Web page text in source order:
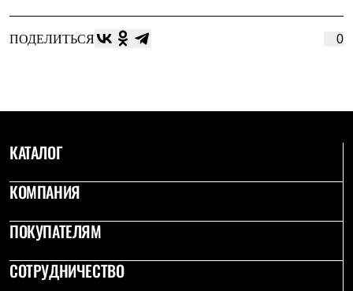
Жилеты
Утепленная синтетикой
Куртки
Лёгкая одежда
Рубашки
Футболки
Толстовки
Термобелье
Теплое термобелье
Легкое термобелье
Флисовая одежда
ПОДЕЛИТЬСЯ 0
КАТАЛОГ
КОМПАНИЯ
ПОКУПАТЕЛЯМ
СОТРУДНИЧЕСТВО